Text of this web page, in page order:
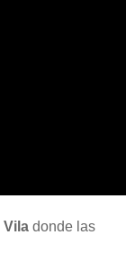
Vila donde las